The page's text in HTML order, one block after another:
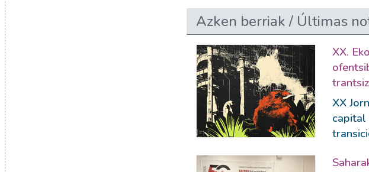
Azken berriak / Últimas
XX.
XX
capital